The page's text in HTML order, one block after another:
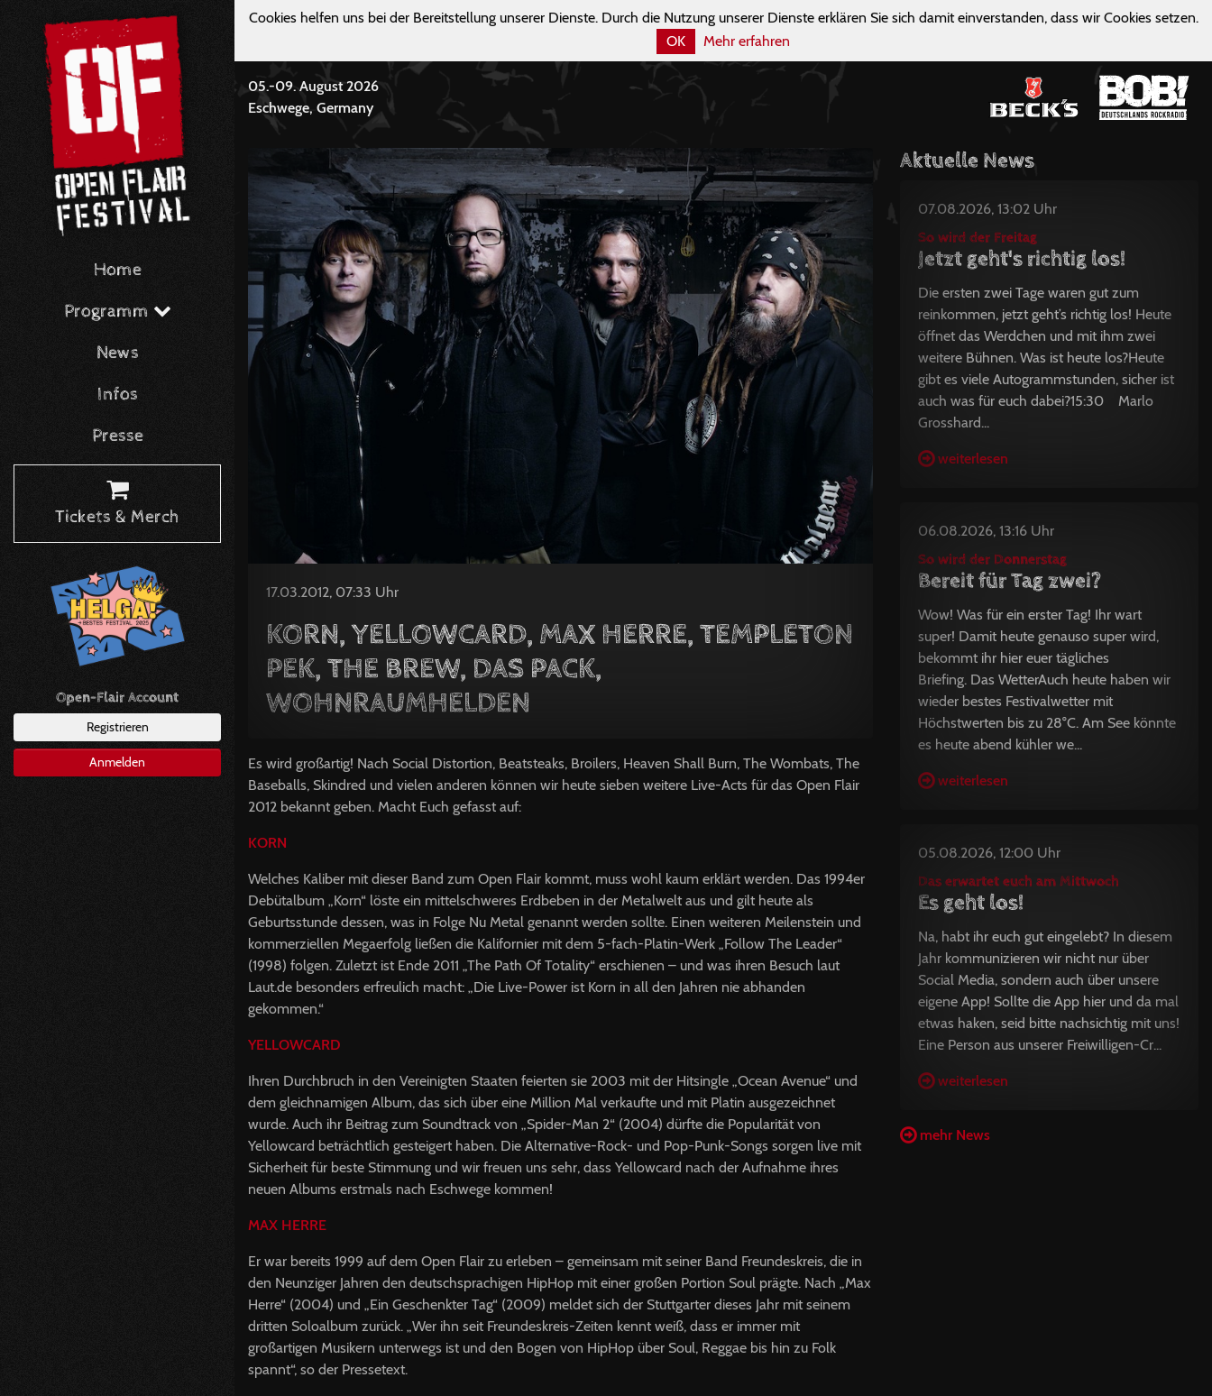
Home
Programm
News
Infos
Presse
Tickets & Merch
Open-Flair Account
Registrieren
Anmelden
Cookies helfen uns bei der Bereitstellung unserer Dienste. Durch die Nutzung unserer Dienste erklären Sie sich damit einverstanden, dass wir Cookies setzen.
OK
Mehr erfahren
05.-09. August 2026
Eschwege, Germany
17.03.2012, 07:33 Uhr
KORN, YELLOWCARD, MAX HERRE, TEMPLETON
PEK, THE BREW, DAS PACK,
WOHNRAUMHELDEN
Es wird großartig! Nach Social Distortion, Beatsteaks, Broilers, Heaven Shall Burn, The Wombats, The
Baseballs, Skindred und vielen anderen können wir heute sieben weitere Live-Acts für das Open Flair
2012 bekannt geben. Macht Euch gefasst auf:
KORN
Welches Kaliber mit dieser Band zum Open Flair kommt, muss wohl kaum erklärt werden. Das 1994er
Debütalbum „Korn“ löste ein mittelschweres Erdbeben in der Metalwelt aus und gilt heute als
Geburtsstunde dessen, was in Folge Nu Metal genannt werden sollte. Einen weiteren Meilenstein und
kommerziellen Megaerfolg ließen die Kalifornier mit dem 5-fach-Platin-Werk „Follow The Leader“
(1998) folgen. Zuletzt ist Ende 2011 „The Path Of Totality“ erschienen – und was ihren Besuch laut
Laut.de besonders erfreulich macht: „Die Live-Power ist Korn in all den Jahren nie abhanden
gekommen.“
YELLOWCARD
Ihren Durchbruch in den Vereinigten Staaten feierten sie 2003 mit der Hitsingle „Ocean Avenue“ und
dem gleichnamigen Album, das sich über eine Million Mal verkaufte und mit Platin ausgezeichnet
wurde. Auch ihr Beitrag zum Soundtrack von „Spider-Man 2“ (2004) dürfte die Popularität von
Yellowcard beträchtlich gesteigert haben. Die Alternative-Rock- und Pop-Punk-Songs sorgen live mit
Sicherheit für beste Stimmung und wir freuen uns sehr, dass Yellowcard nach der Aufnahme ihres
neuen Albums erstmals nach Eschwege kommen!
MAX HERRE
Er war bereits 1999 auf dem Open Flair zu erleben – gemeinsam mit seiner Band Freundeskreis, die in
den Neunziger Jahren den deutschsprachigen HipHop mit einer großen Portion Soul prägte. Nach „Max
Herre“ (2004) und „Ein Geschenkter Tag“ (2009) meldet sich der Stuttgarter dieses Jahr mit seinem
dritten Soloalbum zurück. „Wer ihn seit Freundeskreis-Zeiten kennt weiß, dass er immer mit
großartigen Musikern unterwegs ist und den Bogen von HipHop über Soul, Reggae bis hin zu Folk
spannt“, so der Pressetext.
Aktuelle News
07.08.2026, 13:02 Uhr
So wird der Freitag
Jetzt geht's richtig los!
Die ersten zwei Tage waren gut zum
reinkommen, jetzt geht’s richtig los! Heute
öffnet das Werdchen und mit ihm zwei
weitere Bühnen. Was ist heute los?Heute
gibt es viele Autogrammstunden, sicher ist
auch was für euch dabei?15:30 Marlo
Grosshard...
weiterlesen
06.08.2026, 13:16 Uhr
So wird der Donnerstag
Bereit für Tag zwei?
Wow! Was für ein erster Tag! Ihr wart
super! Damit heute genauso super wird,
bekommt ihr hier euer tägliches
Briefing. Das WetterAuch heute haben wir
wieder bestes Festivalwetter mit
Höchstwerten bis zu 28°C. Am See könnte
es heute abend kühler we...
weiterlesen
05.08.2026, 12:00 Uhr
Das erwartet euch am Mittwoch
Es geht los!
Na, habt ihr euch gut eingelebt? In diesem
Jahr kommunizieren wir nicht nur über
Social Media, sondern auch über unsere
eigene App! Sollte die App hier und da mal
etwas haken, seid bitte nachsichtig mit uns!
Eine Person aus unserer Freiwilligen-Cr...
weiterlesen
mehr News